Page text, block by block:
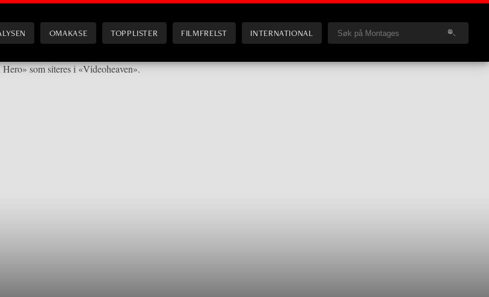
OMAKASE TOPPLISTER FILMFRELST INTERNATIONAL